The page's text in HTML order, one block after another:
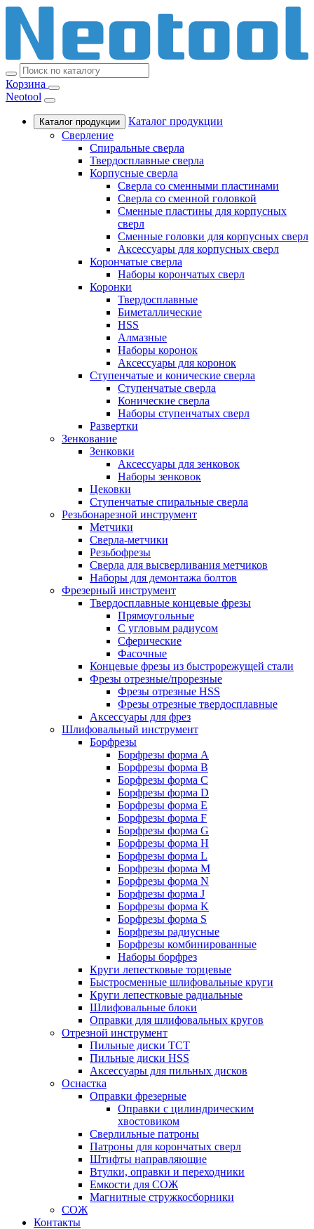
Корзина
Neotool
Каталог продукции
Каталог продукции
Сверление
Спиральные сверла
Твердосплавные сверла
Корпусные сверла
Сверла со сменными пластинами
Сверла со сменной головкой
Сменные пластины для корпусных
сверл
Сменные головки для корпусных сверл
Аксессуары для корпусных сверл
Корончатые сверла
Наборы корончатых сверл
Коронки
Твердосплавные
Биметаллические
HSS
Алмазные
Наборы коронок
Аксессуары для коронок
Ступенчатые и конические сверла
Ступенчатые сверла
Конические сверла
Наборы ступенчатых сверл
Развертки
Зенкование
Зенковки
Аксессуары для зенковок
Наборы зенковок
Цековки
Ступенчатые спиральные сверла
Резьбонарезной инструмент
Метчики
Сверла-метчики
Резьбофрезы
Сверла для высверливания метчиков
Наборы для демонтажа болтов
Фрезерный инструмент
Твердосплавные концевые фрезы
Прямоугольные
С угловым радиусом
Сферические
Фасочные
Концевые фрезы из быстрорежущей стали
Фрезы отрезные/прорезные
Фрезы отрезные HSS
Фрезы отрезные твердосплавные
Аксессуары для фрез
Шлифовальный инструмент
Борфрезы
Борфрезы форма A
Борфрезы форма B
Борфрезы форма C
Борфрезы форма D
Борфрезы форма E
Борфрезы форма F
Борфрезы форма G
Борфрезы форма H
Борфрезы форма L
Борфрезы форма M
Борфрезы форма N
Борфрезы форма J
Борфрезы форма K
Борфрезы форма S
Борфрезы радиусные
Борфрезы комбинированные
Наборы борфрез
Круги лепестковые торцевые
Быстросменные шлифовальные круги
Круги лепестковые радиальные
Шлифовальные блоки
Оправки для шлифовальных кругов
Отрезной инструмент
Пильные диски ТСТ
Пильные диски HSS
Аксессуары для пильных дисков
Оснастка
Оправки фрезерные
Оправки с цилиндрическим
хвостовиком
Сверлильные патроны
Патроны для корончатых сверл
Штифты направляющие
Втулки, оправки и переходники
Емкости для СОЖ
Магнитные стружкосборники
СОЖ
Контакты